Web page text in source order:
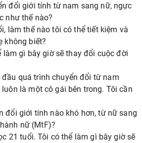
đổi giới tính từ nam sang nữ, ngực
như thế nào?
làm thế nào tôi có thể tiết kiệm và
không biết?
làm gì bây giờ sẽ thay đổi cuộc đời
quá trình chuyển đổi từ nam
là một cô gái bên trong. Tôi cần
đổi giới tính nào khó hơn, từ nữ sang
nữ (MtF)?
21 tuổi. Tôi có thể làm gì bây giờ sẽ